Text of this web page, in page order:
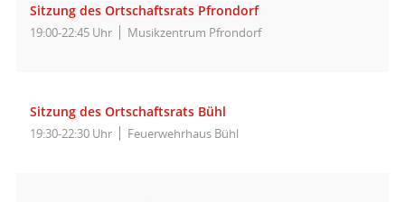
Sitzung des Ortschaftsrats Pfrondorf
19:00-22:45 Uhr Musikzentrum Pfrondorf
Sitzung des Ortschaftsrats Bühl
19:30-22:30 Uhr Feuerwehrhaus Bühl